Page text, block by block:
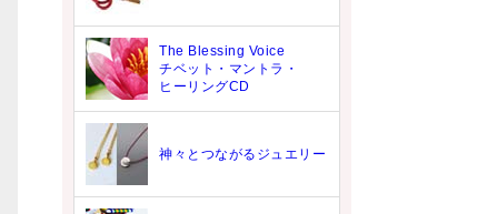
The Blessing Voice
チベット・マントラ・
ヒーリングCD
神々とつながるジュエリー